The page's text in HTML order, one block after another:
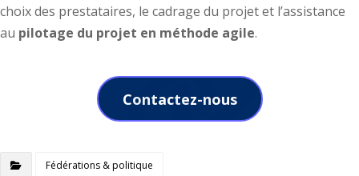
choix des prestataires, le cadrage du projet et l’assistance
au pilotage du projet en méthode agile.
Contactez-nous
Fédérations & politique